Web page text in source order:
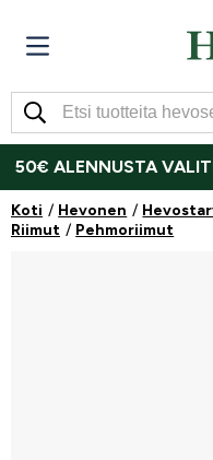
50€ ALENNUSTA
Koti Hevonen
Riimut
Pehmoriimut